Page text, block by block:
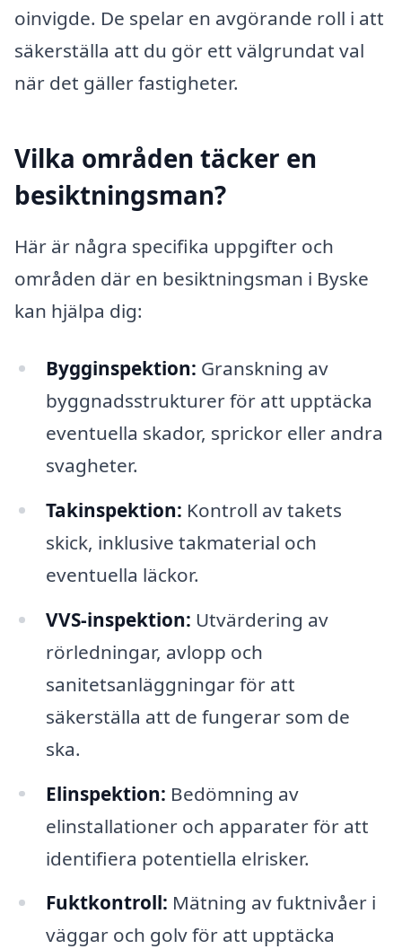
oinvigde. De spelar en avgörande roll i att
säkerställa att du gör ett välgrundat val
när det gäller fastigheter.
Vilka områden täcker en
besiktningsman?
Här är några specifika uppgifter och
områden där en besiktningsman i Byske
kan hjälpa dig:
Bygginspektion: Granskning av
byggnadsstrukturer för att upptäcka
eventuella skador, sprickor eller andra
svagheter.
Takinspektion: Kontroll av takets
skick, inklusive takmaterial och
eventuella läckor.
VVS-inspektion: Utvärdering av
rörledningar, avlopp och
sanitetsanläggningar för att
säkerställa att de fungerar som de
ska.
Elinspektion: Bedömning av
elinstallationer och apparater för att
identifiera potentiella elrisker.
Fuktkontroll: Mätning av fuktnivåer i
väggar och golv för att upptäcka